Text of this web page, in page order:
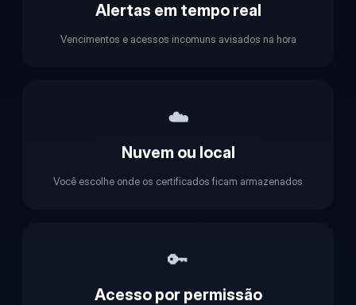
Alertas em tempo real
Vencimentos e acessos incomuns avisados na hora
☁️
Nuvem ou local
Você escolhe onde os certificados ficam armazenados
🔑
Acesso por permissão